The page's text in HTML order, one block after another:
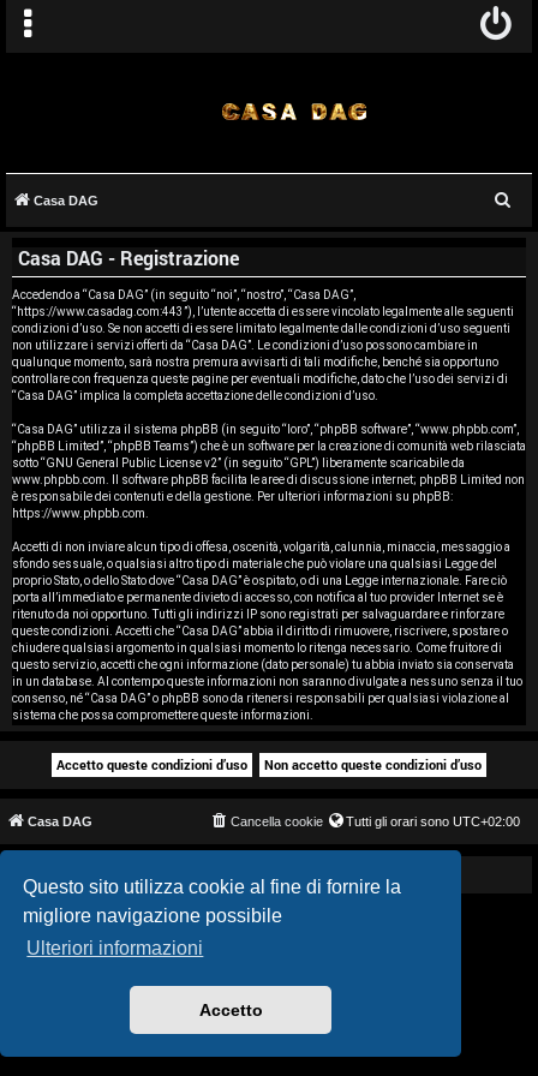
Questo sito utilizza cookie al fine di fornire la
migliore navigazione possibile
Ulteriori informazioni
Accetto
r
g
o
m
e
n
t
i
s
e
n
z
i
s
p
o
t
Casa DAG
Casa DAG - Registrazione
Accedendo a “Casa DAG” (in seguito “noi”, “nostro”, “Casa DAG”,
“https://www.casadag.com:443”), l’utente accetta di essere vincolato legalmente alle seguenti
condizioni d’uso. Se non accetti di essere limitato legalmente dalle condizioni d’uso seguenti
non utilizzare i servizi offerti da “Casa DAG”. Le condizioni d’uso possono cambiare in
qualunque momento, sarà nostra premura avvisarti di tali modifiche, benché sia opportuno
controllare con frequenza queste pagine per eventuali modifiche, dato che l’uso dei servizi di
“Casa DAG” implica la completa accettazione delle condizioni d’uso.
“Casa DAG” utilizza il sistema phpBB (in seguito “loro”, “phpBB software”, “www.phpbb.com”,
“phpBB Limited”, “phpBB Teams”) che è un software per la creazione di comunità web rilasciata
sotto “GNU General Public License v2” (in seguito “GPL”) liberamente scaricabile da
www.phpbb.com . Il software phpBB facilita le aree di discussione internet; phpBB Limited non
è responsabile dei contenuti e della gestione. Per ulteriori informazioni su phpBB:
https://www.phpbb.com
Accetti di non inviare alcun tipo di offesa, oscenità, volgarità, calunnia, minaccia, messaggio a
sfondo sessuale, o qualsiasi altro tipo di materiale che può violare una qualsiasi Legge del
proprio Stato, o dello Stato dove “Casa DAG” è ospitato, o di una Legge internazionale. Fare ciò
porta all’immediato e permanente divieto di accesso, con notifica al tuo provider Internet se è
ritenuto da noi opportuno. Tutti gli indirizzi IP sono registrati per salvaguardare e rinforzare
queste condizioni. Accetti che “Casa DAG” abbia il diritto di rimuovere, riscrivere, spostare o
chiudere qualsiasi argomento in qualsiasi momento lo ritenga necessario. Come fruitore di
questo servizio, accetti che ogni informazione (dato personale) tu abbia inviato sia conservata
in un database. Al contempo queste informazioni non saranno divulgate a nessuno senza il tuo
consenso, né “Casa DAG” o phpBB sono da ritenersi responsabili per qualsiasi violazione al
sistema che possa compromettere queste informazioni.
Casa DAG Tutti gli orari sono UTC+02:00
Cancella cookie